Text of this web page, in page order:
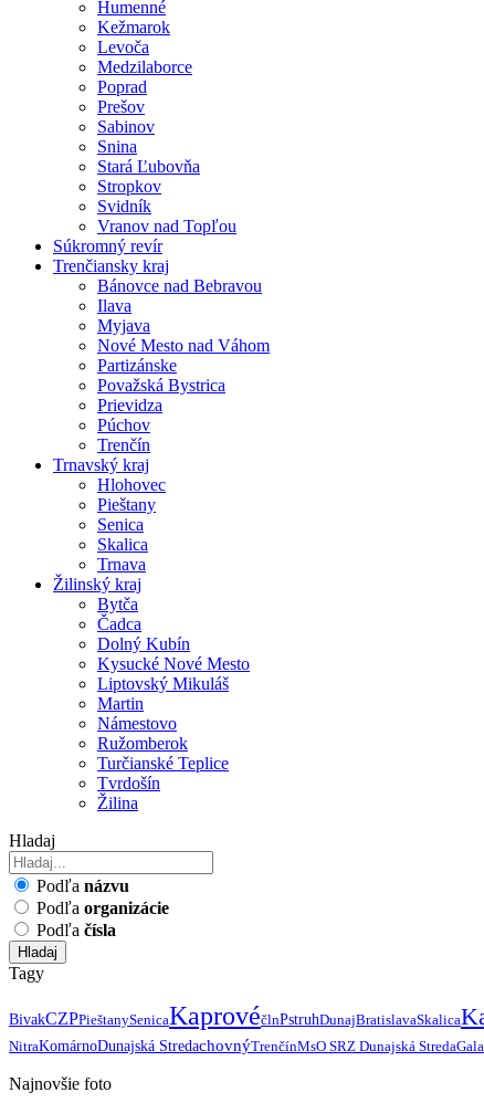
Humenné
Kežmarok
Levoča
Medzilaborce
Poprad
Prešov
Sabinov
Snina
Stará Ľubovňa
Stropkov
Svidník
Vranov nad Topľou
Súkromný revír
Trenčiansky kraj
Bánovce nad Bebravou
Ilava
Myjava
Nové Mesto nad Váhom
Partizánske
Považská Bystrica
Prievidza
Púchov
Trenčín
Trnavský kraj
Hlohovec
Pieštany
Senica
Skalica
Trnava
Žilinský kraj
Bytča
Čadca
Dolný Kubín
Kysucké Nové Mesto
Liptovský Mikuláš
Martin
Námestovo
Ružomberok
Turčianské Teplice
Tvrdošín
Žilina
Hladaj
Podľa názvu
Podľa organizácie
Podľa čísla
Hladaj
Tagy
BivakCZPPieštanySenicaKaprovéčlnPstruhDunajBratislavaSkalica
NitraKomárnoDunajská StredachovnýTrenčínMsO SRZ Dunajská Streda
Najnovšie foto